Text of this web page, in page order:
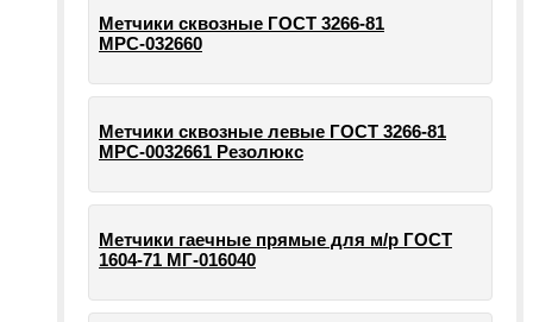
Метчики сквозные ГОСТ 3266-81
МРС-032660
Метчики сквозные левые ГОСТ 3266-81
МРС-0032661 Резолюкс
Метчики гаечные прямые для м/р ГОСТ
1604-71 МГ-016040